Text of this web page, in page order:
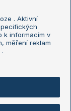
osobních
ČTK.
. Aktivní
k informacím v
měření reklam